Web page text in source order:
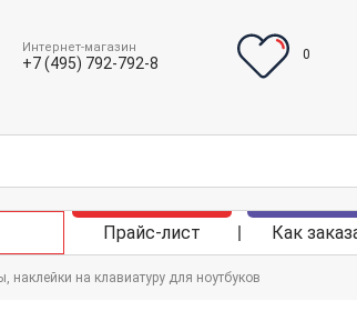
Интернет-магазин
+7 (495) 792-792-8
0
Прайс-лист Как
наклейки на клавиатуру для ноутбуков